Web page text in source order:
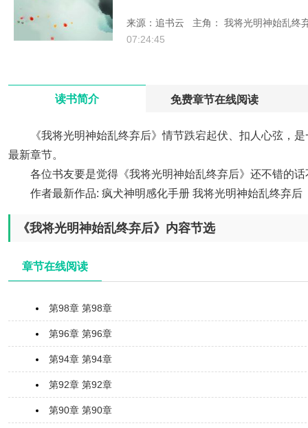
来源：追书云
主角： 我将光明神始乱终
07:24:45
读书简介 免费章节在线阅读
《我将光明神始乱终弃后》情节跌宕起伏、扣人心弦，
最新章节。
各位书友要是觉得《我将光明神始乱终弃后》还不错的
作者最新作品: 疯犬神明感化手册 我将光明神始乱终弃后
《我将光明神始乱终弃后》内容节选
章节在线阅读
第98章 第98章
第96章 第96章
第94章 第94章
第92章 第92章
第90章 第90章